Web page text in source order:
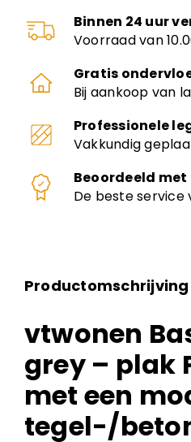
Binnen 24 uur
Voorraad van
Gratis
Bij aankoop van
Professionele
Vakkundig
Beoordeeld met
De beste service
Productomschrijving
vtwonen
grey – plak
met een
tegel-/